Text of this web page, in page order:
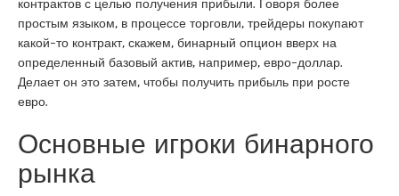
контрактов с целью получения прибыли. Говоря более
простым языком, в процессе торговли, трейдеры покупают
какой-то контракт, скажем, бинарный опцион вверх на
определенный базовый актив, например, евро-доллар.
Делает он это затем, чтобы получить прибыль при росте
евро.
Основные игроки бинарного
рынка